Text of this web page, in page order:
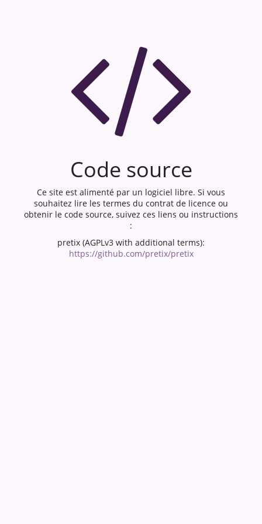
Code source
Ce site est alimenté par un logiciel libre. Si vous
souhaitez lire les termes du contrat de licence ou
obtenir le code source, suivez ces liens ou instructions
:
pretix (AGPLv3 with additional terms):
https://github.com/pretix/pretix